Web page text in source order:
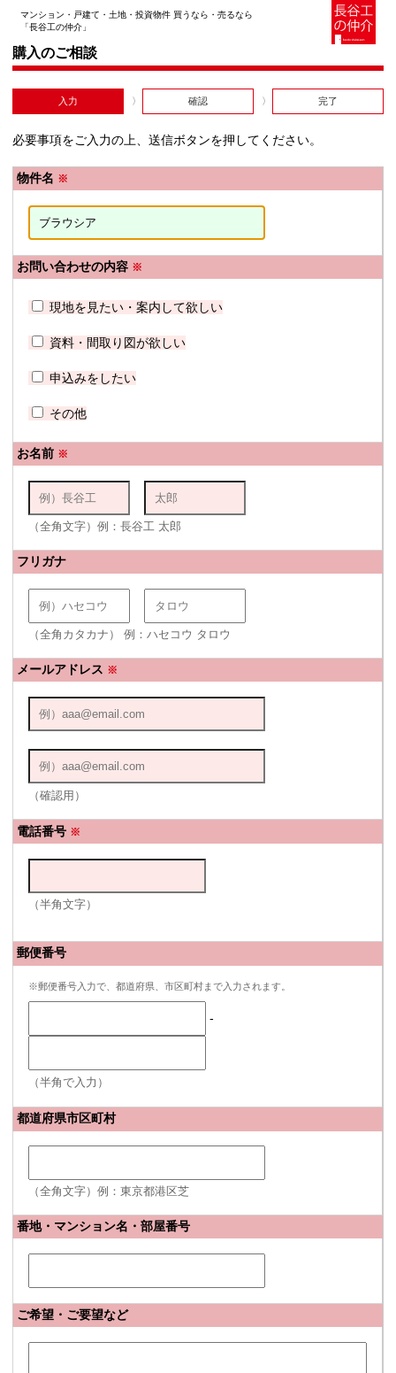
マンション・戸建て・土地・投資物件 買うなら・売るなら
「長谷工の仲介」
購入のご相談
入力 確認 完了
必要事項をご入力の上、送信ボタンを押してください。
物件名 ※
お問い合わせの内容 ※
現地を見たい・案内して欲しい
資料・間取り図が欲しい
申込みをしたい
その他
お名前 ※
（全角文字）例：長谷工 太郎
フリガナ
（全角カタカナ） 例：ハセコウ タロウ
メールアドレス ※
（確認用）
電話番号 ※
（半角文字）
郵便番号
※郵便番号入力で、都道府県、市区町村まで入力されます。
-
（半角で入力）
都道府県市区町村
（全角文字）例：東京都港区芝
番地・マンション名・部屋番号
ご希望・ご要望など